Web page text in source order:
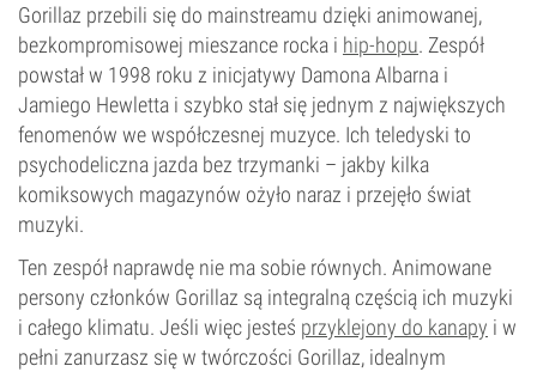
Gorillaz przebili się do mainstreamu dzięki animowanej,
bezkompromisowej mieszance rocka i hip-hopu. Zespół
powstał w 1998 roku z inicjatywy Damona Albarna i
Jamiego Hewletta i szybko stał się jednym z największych
fenomenów we współczesnej muzyce. Ich teledyski to
psychodeliczna jazda bez trzymanki – jakby kilka
komiksowych magazynów ożyło naraz i przejęło świat
muzyki.
Ten zespół naprawdę nie ma sobie równych. Animowane
persony członków Gorillaz są integralną częścią ich muzyki
i całego klimatu. Jeśli więc jesteś przyklejony do kanapy i w
pełni zanurzasz się w twórczości Gorillaz, idealnym